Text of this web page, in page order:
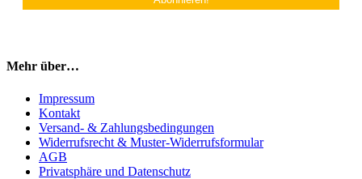
Mehr über…
Impressum
Kontakt
Versand- & Zahlungsbedingungen
Widerrufsrecht & Muster-Widerrufsformular
AGB
Privatsphäre und Datenschutz